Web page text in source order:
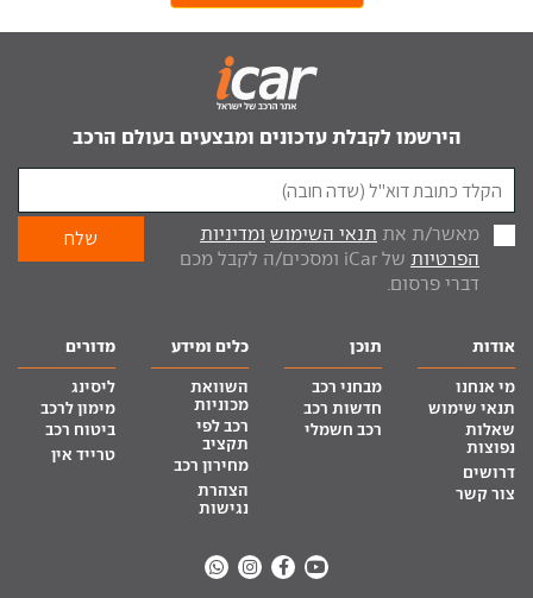
הירשמו לקבלת עדכונים ומבצעים בעולם הרכב
מאשר/ת את תנאי השימוש ומדיניות
הפרטיות
של iCar ומסכים/ה לקבל מכם
דברי פרסום.
אודות
מי אנחנו
תנאי שימוש
שאלות
נפוצות
דרושים
צור קשר
תוכן
מבחני רכב
חדשות רכב
רכב חשמלי
כלים ומידע
השוואת
מכוניות
רכב לפי
תקציב
מחירון רכב
הצהרת
נגישות
מדורים
ליסינג
מימון לרכב
ביטוח רכב
טרייד אין